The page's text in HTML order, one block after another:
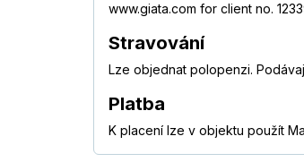
www.giata.com for client no.
Stravování
Lze objednat polopenzi.
Platba
K placení lze v objektu použít